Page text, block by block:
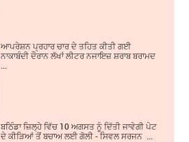
ਆਪਰੇਸ਼ਨ ਪ੍ਰਹਾਰ ਚਾਰ ਦੇ ਤਹਿਤ ਕੀਤੀ ਗਈ
ਨਾਕਾਬੰਦੀ ਦੌਰਾਨ ਲੱਖਾਂ ਲੀਟਰ ਨਜਾਇਜ਼ ਸ਼ਰਾਬ ਬਰਾਮਦ
ਬਠਿੰਡਾ ਜ਼ਿਲ੍ਹੇ ਵਿੱਚ 10 ਅਗਸਤ ਨੂੰ ਦਿੱਤੀ ਜਾਵੇਗੀ ਪੇਟ
ਦੇ ਕੀੜਿਆਂ ਤੋਂ ਬਚਾਅ ਲਈ ਗੋਲੀ - ਸਿਵਲ ਸਰਜਨ ...